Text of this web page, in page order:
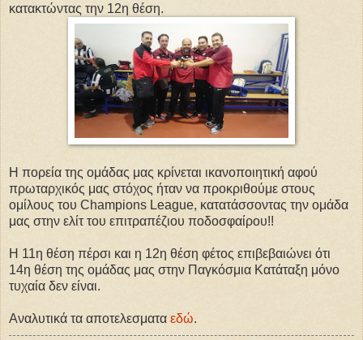
κατακτώντας την 12η θέση.
Η πορεία της ομάδας μας κρίνεται ικανοποιητική αφού
πρωταρχικός μας στόχος ήταν να προκριθούμε στους
ομίλους του Champions League, κατατάσσοντας την ομάδα
μας στην ελίτ του επιτραπέζιου ποδοσφαίρου!!
Η 11η θέση πέρσι και η 12η θέση φέτος επιβεβαιώνει ότι
14η θέση της ομάδας μας στην Παγκόσμια Κατάταξη μόνο
τυχαία δεν είναι.
Αναλυτικά τα αποτελεσματα εδώ.